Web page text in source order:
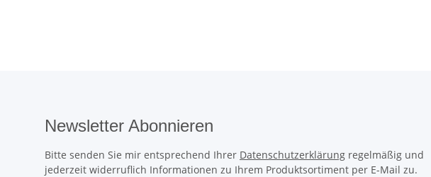
Newsletter Abonnieren
Bitte senden Sie mir entsprechend Ihrer Datenschutzerklärung regelmäßig und
jederzeit widerruflich Informationen zu Ihrem Produktsortiment per E-Mail zu.